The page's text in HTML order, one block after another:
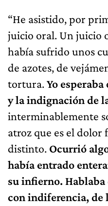
“He asistido, por
juicio oral. Un juicio
había sufrido unos
de azotes, de
tortura.Yo
y la indignación de
interminablemente
atroz que es el dolor
distinto. Ocurrió
había entrado
su infierno.
con indiferencia, de